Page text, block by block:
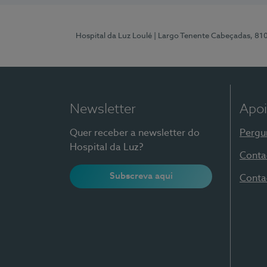
Hospital da Luz Loulé | Largo Tenente Cabeçadas,
Newsletter
Quer receber a newsletter do
Hospital da Luz?
Subscreva aqui